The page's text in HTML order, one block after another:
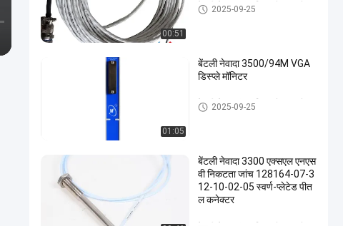
00:51
बेंटली नेवादा कंपन निगरानी प्रणाली
2025-09-25
01:05
बेंटली नेवादा 3500/94M VGA
डिस्प्ले मॉनिटर
बेंटली नेवादा कंपन निगरानी प्रणाली
2025-09-25
बेंटली नेवादा 3300 एक्सएल एनएस
वी निकटता जांच 128164-07-3
12-10-02-05 स्वर्ण-प्लेटेड पीत
ल कनेक्टर